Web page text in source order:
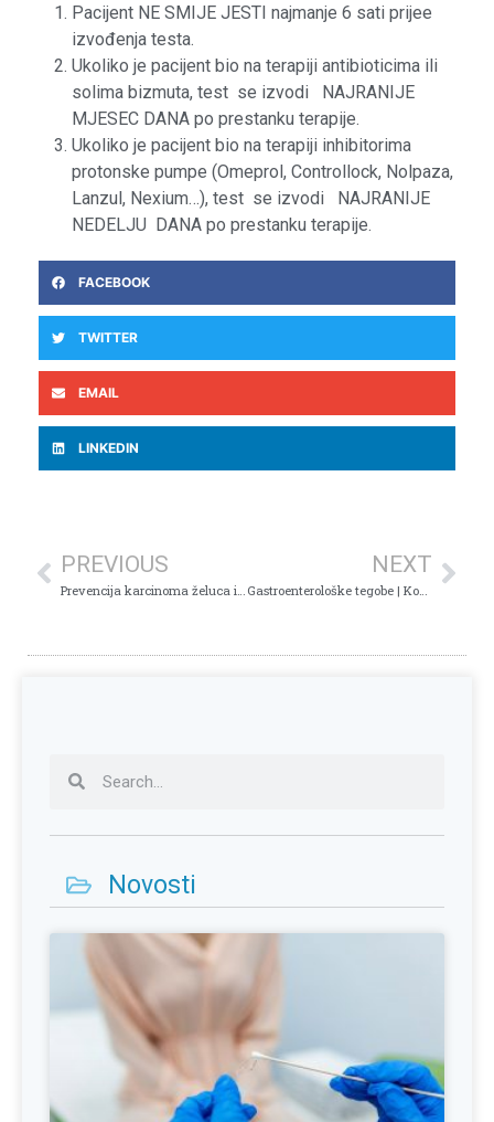
Pacijent NE SMIJE JESTI najmanje 6 sati prijee
izvođenja testa.
Ukoliko je pacijent bio na terapiji antibioticima ili
solima bizmuta, test se izvodi NAJRANIJE
MJESEC DANA po prestanku terapije.
Ukoliko je pacijent bio na terapiji inhibitorima
protonske pumpe (Omeprol, Controllock, Nolpaza,
Lanzul, Nexium…), test se izvodi NAJRANIJE
NEDELJU DANA po prestanku terapije.
FACEBOOK
TWITTER
EMAIL
LINKEDIN
PREVIOUS NEXT
Gastroenterološke tegobe | Kome je potrebna gastroskopija?
Novosti